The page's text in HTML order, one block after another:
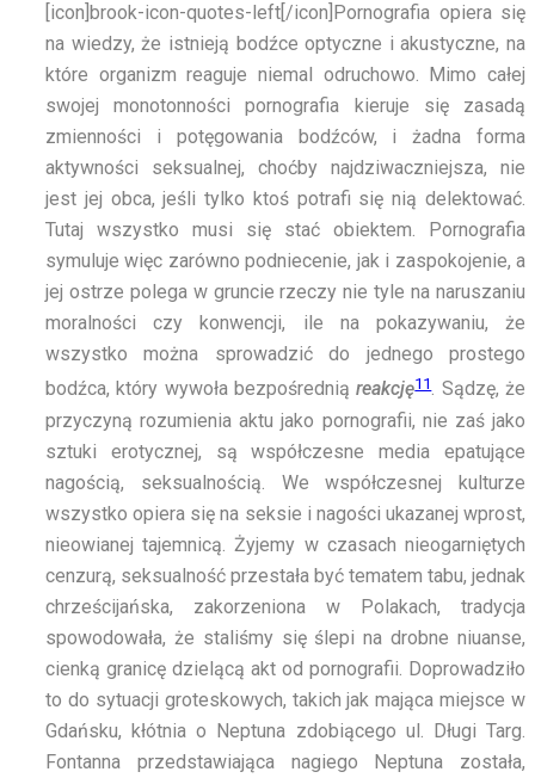
[icon]brook-icon-quotes-left[/icon] Pornografia opiera się
na wiedzy, że istnieją bodźce optyczne i akustyczne, na
które organizm reaguje niemal odruchowo. Mimo całej
swojej monotonności pornografia kieruje się zasadą
zmienności i potęgowania bodźców, i żadna forma
aktywności seksualnej, choćby najdziwaczniejsza, nie
jest jej obca, jeśli tylko ktoś potrafi się nią delektować.
Tutaj wszystko musi się stać obiektem. Pornografia
symuluje więc zarówno podniecenie, jak i zaspokojenie, a
jej ostrze polega w gruncie rzeczy nie tyle na naruszaniu
moralności czy konwencji, ile na pokazywaniu, że
wszystko można sprowadzić do jednego prostego
bodźca, który wywoła bezpośredniąreakcję11. Sądzę, że
przyczyną rozumienia aktu jako pornografii, nie zaś jako
sztuki erotycznej, są współczesne media epatujące
nagością, seksualnością. We współczesnej kulturze
wszystko opiera się na seksie i nagości ukazanej wprost,
nieowianej tajemnicą. Żyjemy w czasach nieogarniętych
cenzurą, seksualność przestała być tematem tabu, jednak
chrześcijańska, zakorzeniona w Polakach, tradycja
spowodowała, że staliśmy się ślepi na drobne niuanse,
cienką granicę dzielącą akt od pornografii. Doprowadziło
to do sytuacji groteskowych, takich jak mająca miejsce w
Gdańsku, kłótnia o Neptuna zdobiącego ul. Długi Targ.
Fontanna przedstawiająca nagiego Neptuna została,